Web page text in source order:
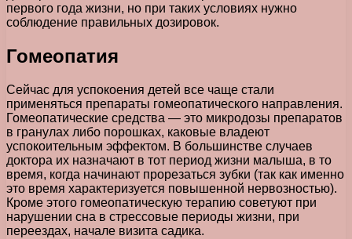
первого года жизни, но при таких условиях нужно
соблюдение правильных дозировок.
Гомеопатия
Сейчас для успокоения детей все чаще стали
применяться препараты гомеопатического направления.
Гомеопатические средства — это микродозы препаратов
в гранулах либо порошках, каковые владеют
успокоительным эффектом. В большинстве случаев
доктора их назначают в тот период жизни малыша, в то
время, когда начинают прорезаться зубки (так как именно
это время характеризуется повышенной нервозностью).
Кроме этого гомеопатическую терапию советуют при
нарушении сна в стрессовые периоды жизни, при
переездах, начале визита садика.